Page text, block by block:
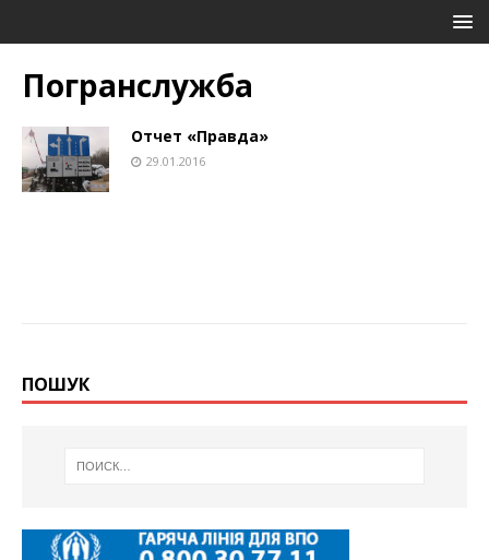
Погранслужба
Отчет «Правда»
29.01.2016
ПОШУК